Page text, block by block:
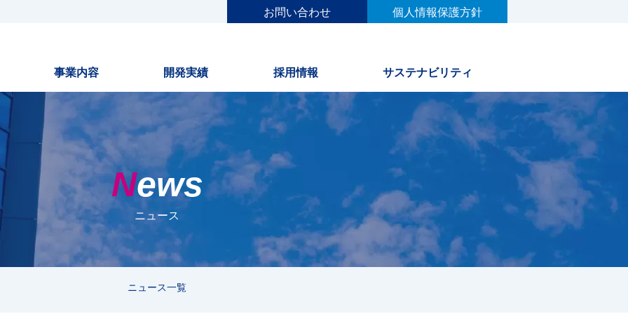
個人情報保護方針
お問い合わせ
事業内容 開発実績 採用情報 サステナビリティ
News
ニュース
ニュース一覧